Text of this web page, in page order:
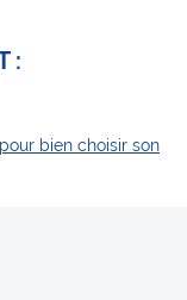
:
bien choisir son